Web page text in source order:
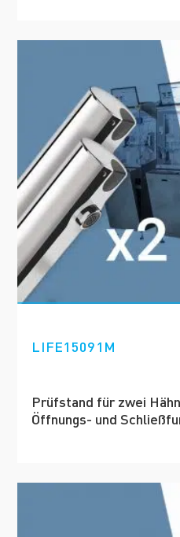
LIFE15091M
Prüfstand für zwei
Öffnungs- und